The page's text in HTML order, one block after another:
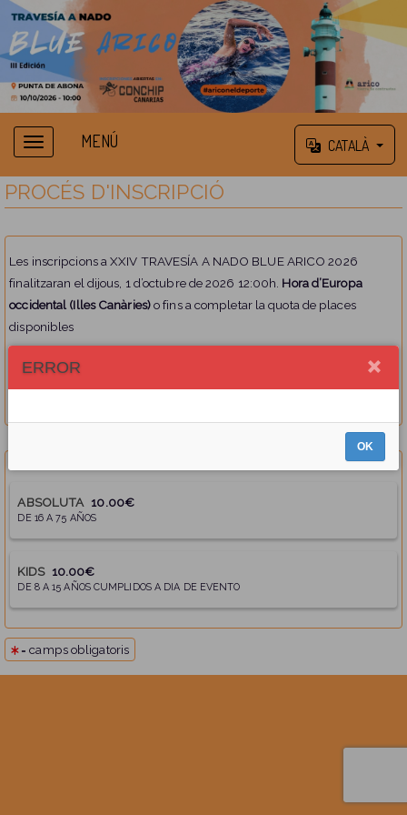
MENÚ CATALÀ
PROCÉS D'INSCRIPCIÓ
Les inscripcions a XXIV TRAVESÍA A NADO BLUE ARICO 2026
finalitzaran el dijous, 1 d’octubre de 2026 12:00h. Hora d’Europa
occidental (Illes Canàries)o fins a completar la quota de places
disponibles
ABSOLUTA 10.00€
DE 16 A 75 AÑOS
KIDS 10.00€
DE 8 A 15 AÑOS CUMPLIDOS A DIA DE EVENTO
= camps obligatoris
ERROR
OK